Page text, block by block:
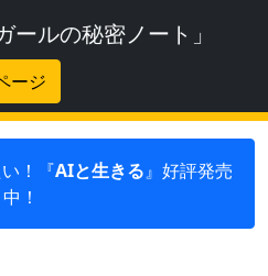
ルの秘密ノート」
ージ
！『AIと生きる』好評発売
中！